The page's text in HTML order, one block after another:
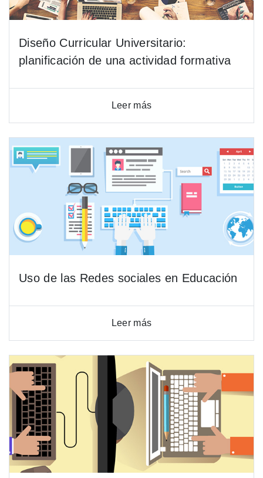
Diseño Curricular Universitario:
planificación de una actividad formativa
Leer más
Uso de las Redes sociales en Educación
Leer más